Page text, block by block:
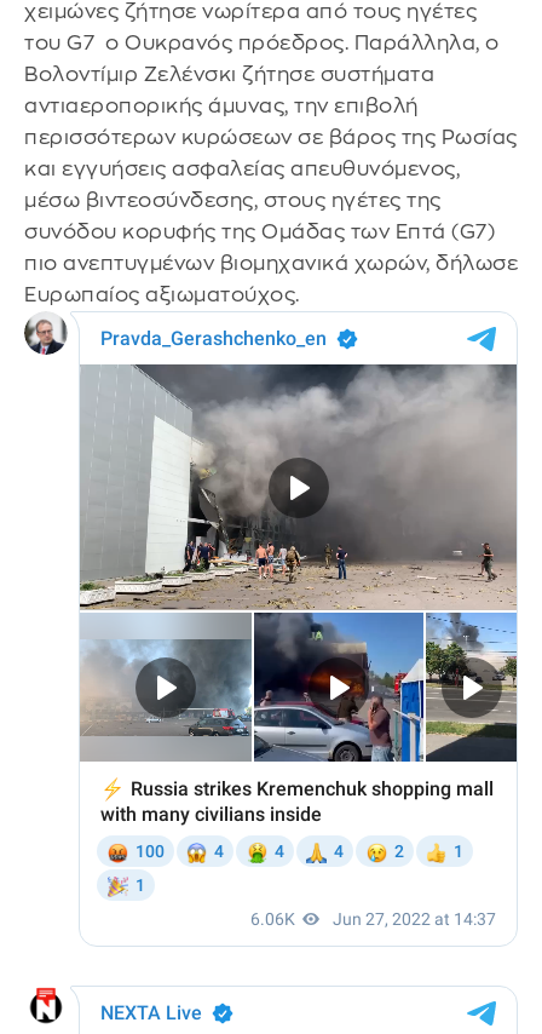
χειμώνες ζήτησε νωρίτερα από τους ηγέτες
του G7 ο Ουκρανός πρόεδρος. Παράλληλα, ο
Βολοντίμιρ Ζελένσκι ζήτησε συστήματα
αντιαεροπορικής άμυνας, την επιβολή
περισσότερων κυρώσεων σε βάρος της Ρωσίας
και εγγυήσεις ασφαλείας απευθυνόμενος,
μέσω βιντεοσύνδεσης, στους ηγέτες της
συνόδου κορυφής της Ομάδας των Επτά (G7)
πιο ανεπτυγμένων βιομηχανικά χωρών, δήλωσε
Ευρωπαίος αξιωματούχος.